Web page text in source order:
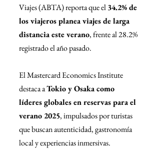
Viajes (ABTA) reporta que el 34.2% de
los viajeros planea viajes de larga
distancia este verano, frente al 28.2%
registrado el año pasado.
El Mastercard Economics Institute
destaca a Tokio y Osaka como
líderes globales en reservas para el
verano 2025, impulsados por turistas
que buscan autenticidad, gastronomía
local y experiencias inmersivas.